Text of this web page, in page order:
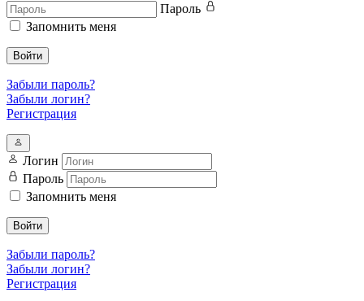
Пароль
Запомнить меня
Войти
Забыли пароль?
Забыли логин?
Регистрация
Логин
Пароль
Запомнить меня
Войти
Забыли пароль?
Забыли логин?
Регистрация